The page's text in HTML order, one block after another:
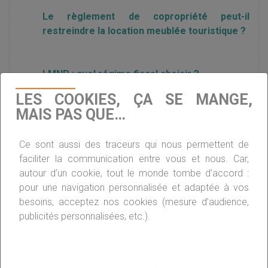
Le règlement de copropriété peut-il
restreindre la location meublée touristique ?
LMNP : quel régime fiscal choisir ?
Impôts : pourquoi certains bailleurs de
Location meublée : plus que quelques jours
pour choisir sa fiscalité
LES COOKIES, ÇA SE MANGE,
MAIS PAS QUE…
Ce sont aussi des traceurs qui nous permettent de
faciliter la communication entre vous et nous. Car,
autour d’un cookie, tout le monde tombe d’accord :
pour une navigation personnalisée et adaptée à vos
besoins, acceptez nos cookies (mesure d’audience,
publicités personnalisées, etc.).